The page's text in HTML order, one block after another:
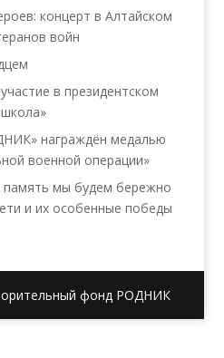
концерт в Алтайском
войн
в президентском
награждён медалью
военной операции»
память мы будем бережно
и их особенные победы
фонд РОДНИК